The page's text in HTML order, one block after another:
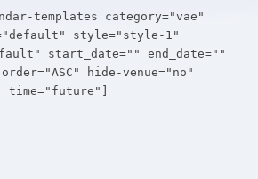
templates category="vae"
style="style-1"
start_date="" end_date=""
hide-venue="no"
time="future"]